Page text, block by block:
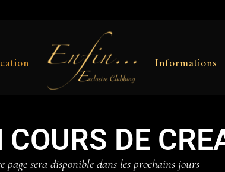
Informations
COURS DE
page sera disponible dans les prochains jours